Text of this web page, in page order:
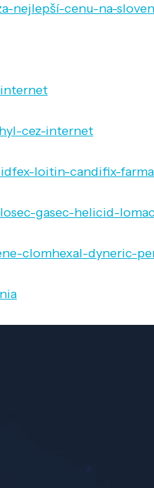
nejlepší-cenu-na-
cez-internet
loitin-candifix-
gasec-helicid-
clomhexal-dyneric-